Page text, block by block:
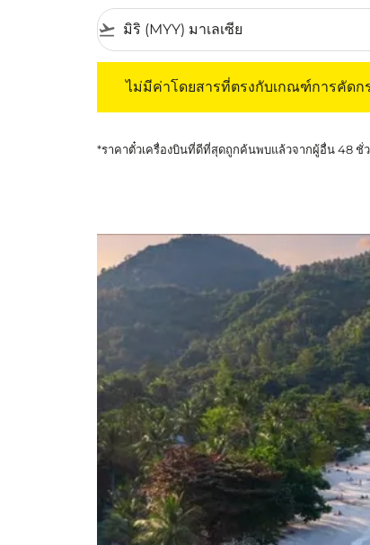
flight_takeoff
ไม่มีค่าโดยสารที่ตรงกับเกณฑ์การคัด
*ราคาตั๋วเครื่องบินที่ดีที่สุดถูกค้นพบแล้วจากผู้อื่น 48 ชั่